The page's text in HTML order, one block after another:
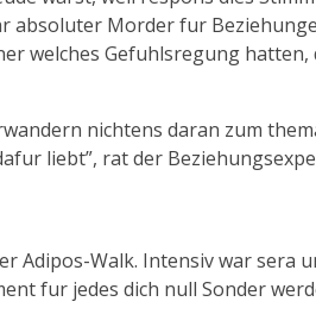
absoluter Morder fur
welches Gefuhlsregung
nichtens daran zum
liebt”, rat der
Walk. Intensiv war sera
fur jedes dich null Sonder